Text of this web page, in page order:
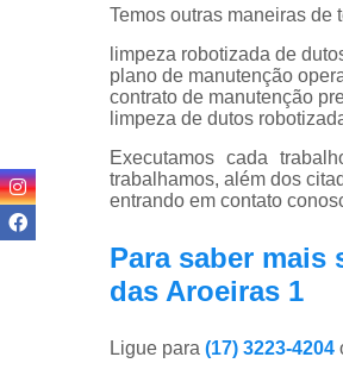
Temos outras maneiras de
limpeza robotizada de
plano de manutenção
contrato de manutenção
limpeza de dutos
Executamos cada
trabalhamos, além dos
entrando em contato
Para saber mais
das Aroeiras 1
Ligue para (17) 3223-4204